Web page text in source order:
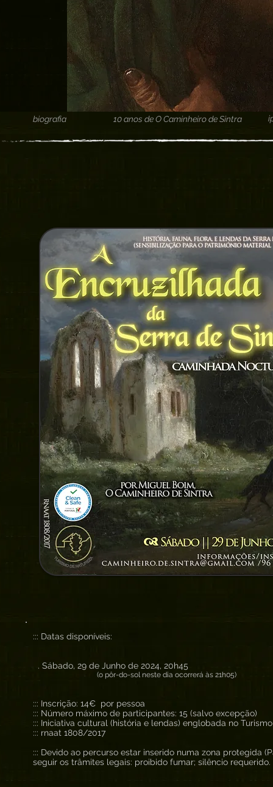
biografia 10 anos de O Caminheiro de Sintra
::: Datas disponíveis:
. Sábado, 29 de Junho de 2024, 20h45
(o pôr-do-sol neste dia ocorrerá às 21h05)
::: Inscrição: 14€ por pessoa
::: Número máximo de participantes: 15 (salvo excepção)
::: Iniciativa cultural (história e lendas) englobada no
::: rnaat 1808/2017
::: Devido ao percurso estar inserido numa zona protegida
seguir os trâmites legais: proibido fumar; silêncio requerido.